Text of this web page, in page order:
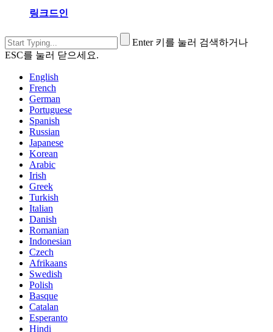
링크드인
Enter 키를 눌러 검색하거나
ESC를 눌러 닫으세요.
English
French
German
Portuguese
Spanish
Russian
Japanese
Korean
Arabic
Irish
Greek
Turkish
Italian
Danish
Romanian
Indonesian
Czech
Afrikaans
Swedish
Polish
Basque
Catalan
Esperanto
Hindi